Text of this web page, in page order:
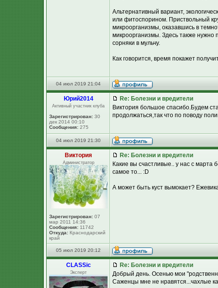
Альтернативный вариант,
или фитоспорином. Приствольный
микроорганизмы, оказавшись в
микроорганизмы. Здесь также нужно
сорняки в мульчу.
Как говорится, время покажет
04 июл 2019 21:04
Юpий2014
Активный участник клуба
Зарегистрирован: 30
дек 2014 00:10
Сообщения: 275
Re: Болезни и вредители
Виктория большое спасибо.Будем
продолжаться,так что по поводу
04 июл 2019 21:30
Виктория
Администратор
Зарегистрирован: 07
мар 2011 14:36
Сообщения: 11742
Откуда: Краснодарский
край
Re: Болезни и вредители
Какие вы счастливые.. у нас с марта
самое то... :D
А может быть куст вымокает?
05 июл 2019 20:12
CLASSic
Эксперт
Re: Болезни и вредители
Добрый день. Осенью мои
Саженцы мне не нравятся...чахлые